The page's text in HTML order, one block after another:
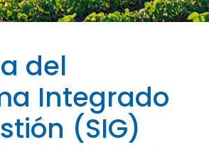
del
Integrado
(SIG)